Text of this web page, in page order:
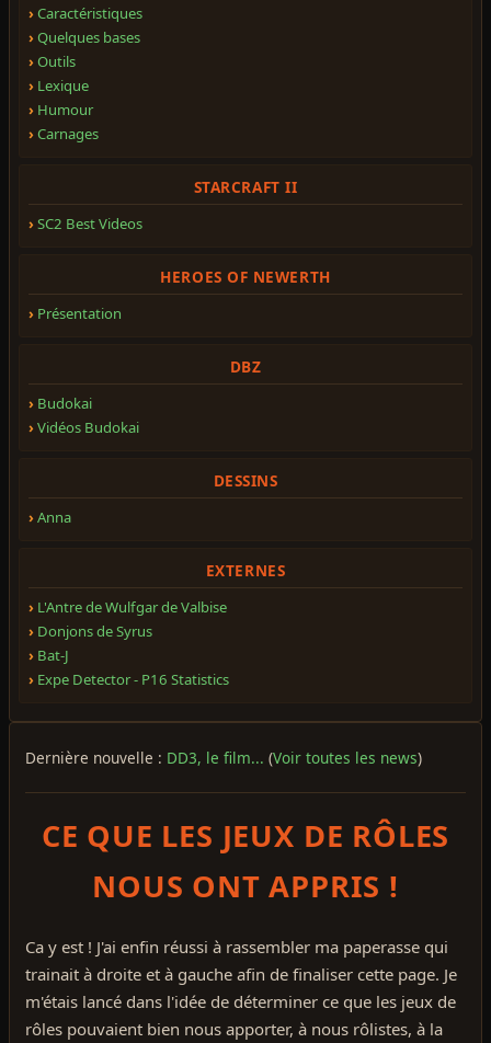
Caractéristiques
Quelques bases
Outils
Lexique
Humour
Carnages
STARCRAFT II
SC2 Best Videos
HEROES OF NEWERTH
Présentation
DBZ
Budokai
Vidéos Budokai
DESSINS
Anna
EXTERNES
L'Antre de Wulfgar de Valbise
Donjons de Syrus
Bat-J
Expe Detector - P16 Statistics
Dernière nouvelle : DD3, le film... (Voir toutes les news)
CE QUE LES JEUX DE RÔLES
NOUS ONT APPRIS !
Ca y est ! J'ai enfin réussi à rassembler ma paperasse qui
trainait à droite et à gauche afin de finaliser cette page. Je
m'étais lancé dans l'idée de déterminer ce que les jeux de
rôles pouvaient bien nous apporter, à nous rôlistes, à la